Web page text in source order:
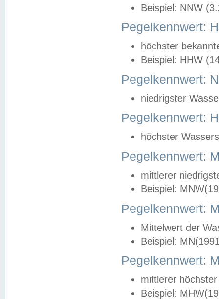
Beispiel: NNW
Pegelkennwert:
höchster
Beispiel: HHW
Pegelkennwert:
niedrigster
Pegelkennwert:
höchster
Pegelkennwert:
mittlerer
Beispiel:
Pegelkennwert:
Mittelwert der
Beispiel:
Pegelkennwert:
mittlerer
Beispiel: